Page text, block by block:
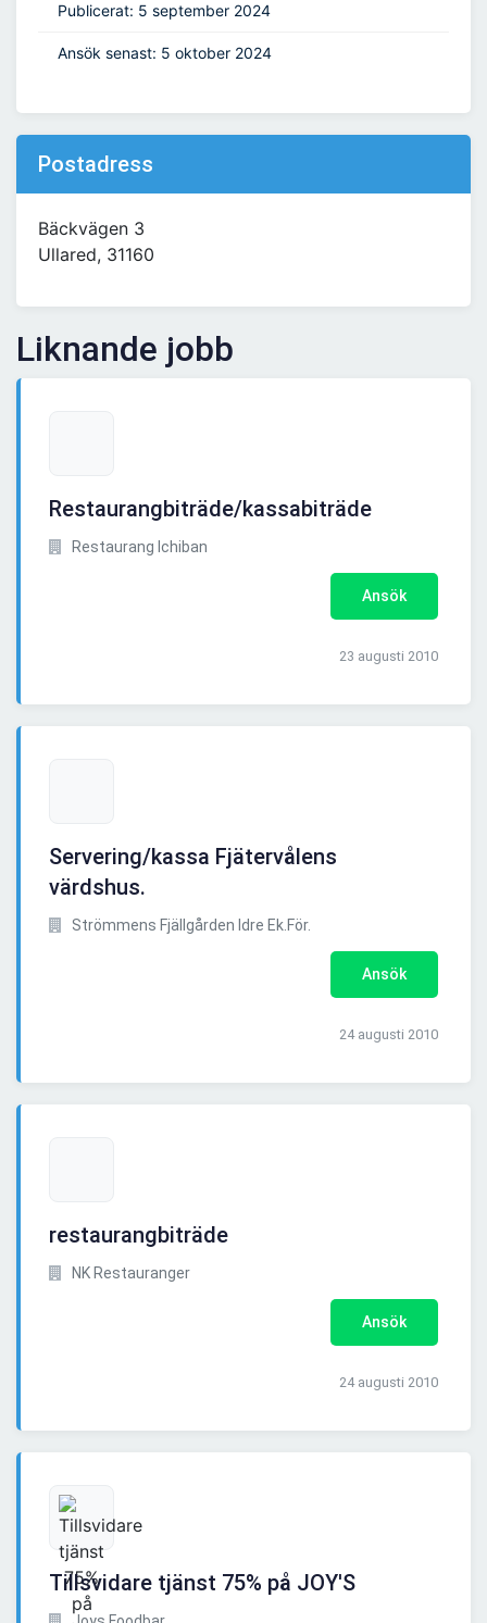
Publicerat: 5 september 2024
Ansök senast: 5 oktober 2024
Postadress
Bäckvägen 3
Ullared, 31160
Liknande jobb
Restaurangbiträde/kassabiträde
Restaurang Ichiban
Ansök
23 augusti 2010
Servering/kassa Fjätervålens
värdshus.
Strömmens Fjällgården Idre Ek.För.
Ansök
24 augusti 2010
restaurangbiträde
NK Restauranger
Ansök
24 augusti 2010
Tillsvidare tjänst 75% på JOY'S